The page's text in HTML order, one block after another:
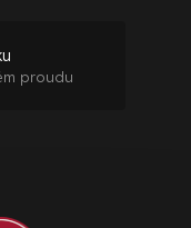
proudu